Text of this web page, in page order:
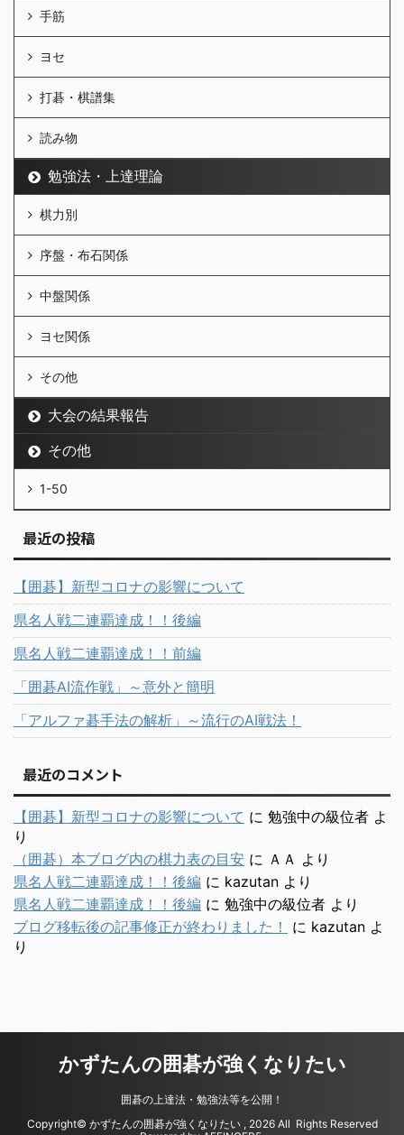
手筋
ヨセ
打碁・棋譜集
読み物
勉強法・上達理論
棋力別
序盤・布石関係
中盤関係
ヨセ関係
その他
大会の結果報告
その他
1-50
最近の投稿
【囲碁】新型コロナの影響について
県名人戦二連覇達成！！後編
県名人戦二連覇達成！！前編
「囲碁AI流作戦」～意外と簡明
「アルファ碁手法の解析」～流行のAI戦法！
最近のコメント
【囲碁】新型コロナの影響について に 勉強中の級位者 よ
り
（囲碁）本ブログ内の棋力表の目安 に ＡＡ より
県名人戦二連覇達成！！後編 に kazutan より
県名人戦二連覇達成！！後編 に 勉強中の級位者 より
ブログ移転後の記事修正が終わりました！
に kazutan よ
り
かずたんの囲碁が強くなりたい
囲碁の上達法・勉強法等を公開！
Copyright© かずたんの囲碁が強くなりたい , 2026 All Rights Reserved